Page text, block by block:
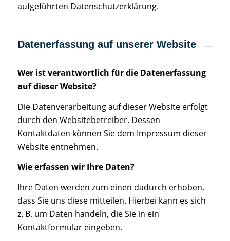
aufgeführten Datenschutzerklärung.
Datenerfassung auf unserer Website
Wer ist verantwortlich für die Datenerfassung
auf dieser Website?
Die Datenverarbeitung auf dieser Website erfolgt
durch den Websitebetreiber. Dessen
Kontaktdaten können Sie dem Impressum dieser
Website entnehmen.
Wie erfassen wir Ihre Daten?
Ihre Daten werden zum einen dadurch erhoben,
dass Sie uns diese mitteilen. Hierbei kann es sich
z. B. um Daten handeln, die Sie in ein
Kontaktformular eingeben.